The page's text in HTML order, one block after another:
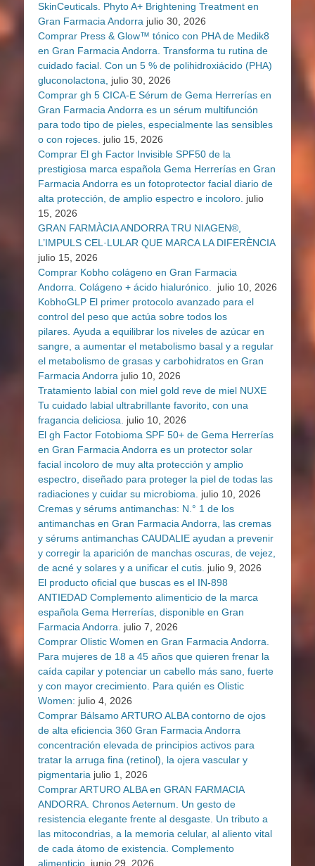
SkinCeuticals. Phyto A+ Brightening Treatment en
Gran Farmacia Andorra julio 30, 2026
Comprar Press & Glow™ tónico con PHA de Medik8
en Gran Farmacia Andorra. Transforma tu rutina de
cuidado facial. Con un 5 % de polihidroxiácido (PHA)
gluconolactona,
julio 30, 2026
Comprar gh 5 CICA-E Sérum de Gema Herrerías en
Gran Farmacia Andorra es un sérum multifunción
para todo tipo de pieles, especialmente las sensibles
o con rojeces. julio 15, 2026
Comprar El gh Factor Invisible SPF50 de la
prestigiosa marca española Gema Herrerías en Gran
Farmacia Andorra es un fotoprotector facial diario de
alta protección, de amplio espectro e incoloro. julio
15, 2026
GRAN FARMÀCIA ANDORRA TRU NIAGEN®,
L’IMPULS CEL·LULAR QUE MARCA LA DIFERÈNCIA
julio 15, 2026
Comprar Kobho colágeno en Gran Farmacia
Andorra. Colágeno + ácido hialurónico.
julio 10, 2026
KobhoGLP El primer protocolo avanzado para el
control del peso que actúa sobre todos los
pilares. Ayuda a equilibrar los niveles de azúcar en
sangre, a aumentar el metabolismo basal y a regular
el metabolismo de grasas y carbohidratos en Gran
Farmacia Andorra julio 10, 2026
Tratamiento labial con miel gold reve de miel NUXE
Tu cuidado labial ultrabrillante favorito, con una
fragancia deliciosa.
julio 10, 2026
El gh Factor Fotobioma SPF 50+ de Gema Herrerías
en Gran Farmacia Andorra es un protector solar
facial incoloro de muy alta protección y amplio
espectro, diseñado para proteger la piel de todas las
radiaciones y cuidar su microbioma.
julio 10, 2026
Cremas y sérums antimanchas: N.° 1 de los
antimanchas en Gran Farmacia Andorra, las cremas
y sérums antimanchas CAUDALIE ayudan a prevenir
y corregir la aparición de manchas oscuras, de vejez,
de acné y solares y a unificar el cutis. julio 9, 2026
El producto oficial que buscas es el IN-898
ANTIEDAD Complemento alimenticio de la marca
española Gema Herrerías, disponible en Gran
Farmacia Andorra.
julio 7, 2026
Comprar Olistic Women en Gran Farmacia Andorra.
Para mujeres de 18 a 45 años que quieren frenar la
caída capilar y potenciar un cabello más sano, fuerte
y con mayor crecimiento. Para quién es Olistic
Women: julio 4, 2026
Comprar Bálsamo ARTURO ALBA contorno de ojos
de alta eficiencia 360 Gran Farmacia Andorra
concentración elevada de principios activos para
tratar la arruga fina (retinol), la ojera vascular y
pigmentaria julio 1, 2026
Comprar ARTURO ALBA en GRAN FARMACIA
ANDORRA. Chronos Aeternum. Un gesto de
resistencia elegante frente al desgaste. Un tributo a
las mitocondrias, a la memoria celular, al aliento vital
de cada átomo de existencia. Complemento
alimenticio. junio 29, 2026